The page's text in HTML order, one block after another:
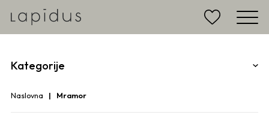
Kategorije
Naslovna Mramor